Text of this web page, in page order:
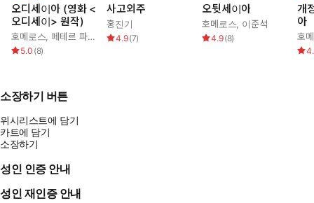
오디세이아 (영화 <
오디세이> 원작)
호메로스, 페테르 파울 루벤스 ,박문재
5.0 (8)
사고외주
홍진기
4.9(7)
오뒷세이아
호메로스, 이준석
4.9(8)
개
아
호
소장하기 버튼
위시리스트에 담기
카트에 담기
소장하기
성인 인증 안내
성인 재인증 안내